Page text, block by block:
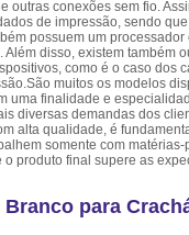
outras conexões sem fio.
de impressão, sendo
possuem um
disso, existem também
como é o caso dos
muitos os modelos
uma finalidade e
diversas demandas dos
alta qualidade, é
somente com
produto final supere as
para